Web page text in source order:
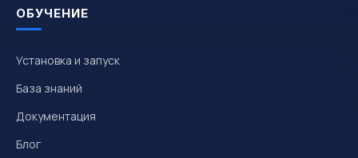
ОБУЧЕНИЕ
Установка и запуск
База знаний
Документация
Блог